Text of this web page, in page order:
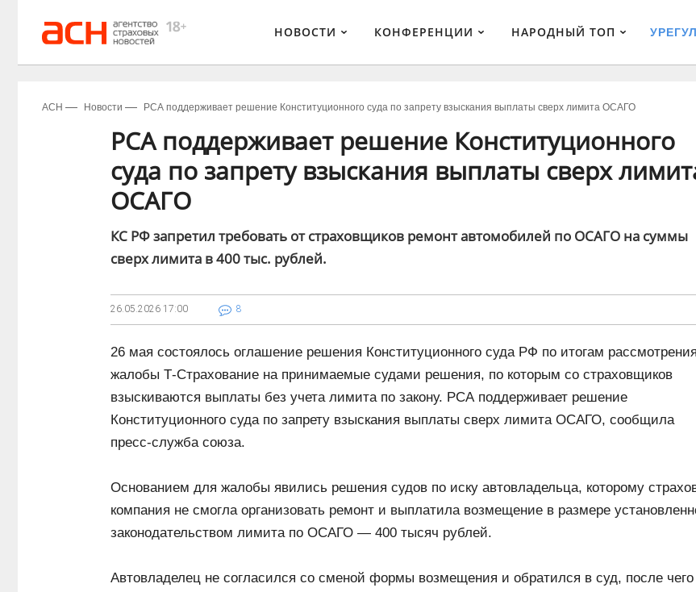
НОВОСТИ КОНФЕРЕНЦИИ НАРОДНЫЙ ТОП
АСН Новости РСА поддерживает решение Конституционного суда по запрету взыскания выплаты сверх лимита ОСАГО
РСА поддерживает решение Конституционного
суда по запрету взыскания выплаты сверх
ОСАГО
КС РФ запретил требовать от страховщиков ремонт автомобилей по ОСАГО на суммы
сверх лимита в 400 тыс. рублей.
26.05.2026 17:00 8
26 мая состоялось оглашение решения Конституционного суда РФ по итогам рассмотрения
жалобы Т-Страхование на принимаемые судами решения, по которым со страховщиков
взыскиваются выплаты без учета лимита по закону. РСА поддерживает решение
Конституционного суда по запрету взыскания выплаты сверх лимита ОСАГО, сообщила
пресс-служба союза.
Основанием для жалобы явились решения судов по иску автовладельца, которому
компания не смогла организовать ремонт и выплатила возмещение в размере
законодательством лимита по ОСАГО — 400 тысяч рублей.
Автовладелец не согласился со сменой формы возмещения и обратился в суд, после чего